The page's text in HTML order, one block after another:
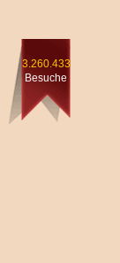
3.260.433
Besuche